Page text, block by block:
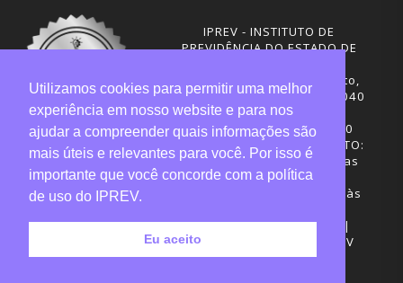
IPREV - INSTITUTO DE
PREVIDÊNCIA DO ESTADO DE
Rua Visconde de Ouro Preto,
291 – Centro - CEP: 88020-040
Florianópolis - SC
Telefones: (48) 3665-4600
HORÁRIO DE FUNCIONAMENTO:
Central de Atendimento: das
12h30 às 18h
Sede administrativa: 7h30 às
Desenvolvimento: CIASC |
Gestão do conteúdo: IPREV
Utilizamos cookies para permitir uma melhor
experiência em nosso website e para nos
ajudar a compreender quais informações são
mais úteis e relevantes para você. Por isso é
importante que você concorde com a política
de uso do IPREV.
Eu aceito